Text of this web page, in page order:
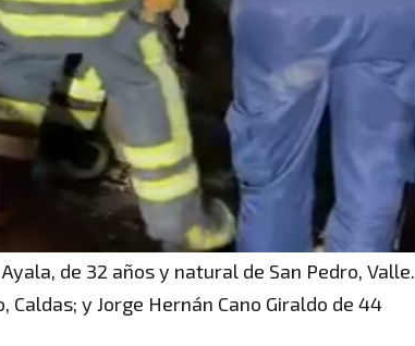
de 32 años y natural de San Pedro, Valle.
Caldas; y Jorge Hernán Cano Giraldo de 44